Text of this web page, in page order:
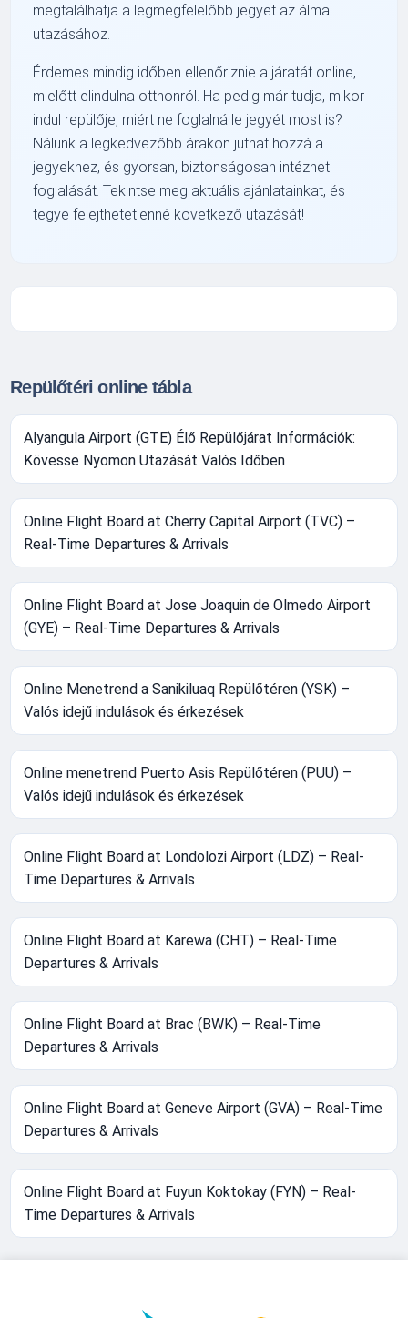
megtalálhatja a legmegfelelőbb jegyet az álmai
utazásához.
Érdemes mindig időben ellenőriznie a járatát online,
mielőtt elindulna otthonról. Ha pedig már tudja, mikor
indul repülője, miért ne foglalná le jegyét most is?
Nálunk a legkedvezőbb árakon juthat hozzá a
jegyekhez, és gyorsan, biztonságosan intézheti
foglalását. Tekintse meg aktuális ajánlatainkat, és
tegye felejthetetlenné következő utazását!
Repülőtéri online tábla
Alyangula Airport (GTE) Élő Repülőjárat Információk:
Kövesse Nyomon Utazását Valós Időben
Online Flight Board at Cherry Capital Airport (TVC) –
Real-Time Departures & Arrivals
Online Flight Board at Jose Joaquin de Olmedo Airport
(GYE) – Real-Time Departures & Arrivals
Online Menetrend a Sanikiluaq Repülőtéren (YSK) –
Valós idejű indulások és érkezések
Online menetrend Puerto Asis Repülőtéren (PUU) –
Valós idejű indulások és érkezések
Online Flight Board at Londolozi Airport (LDZ) – Real-
Time Departures & Arrivals
Online Flight Board at Karewa (CHT) – Real-Time
Departures & Arrivals
Online Flight Board at Brac (BWK) – Real-Time
Departures & Arrivals
Online Flight Board at Geneve Airport (GVA) – Real-Time
Departures & Arrivals
Online Flight Board at Fuyun Koktokay (FYN) – Real-
Time Departures & Arrivals